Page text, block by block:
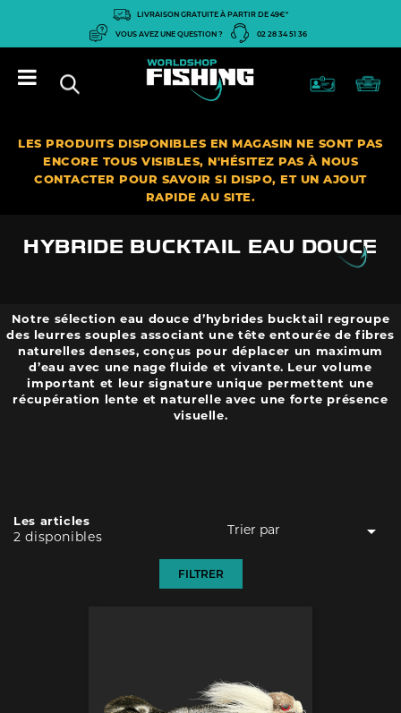
Panneau de gestion des cookies
LIVRAISON GRATUITE À PARTIR DE 49€*
VOUS AVEZ UNE QUESTION ? 02 28 34 51 36
LES PRODUITS DISPONIBLES EN MAGASIN NE SONT PAS
ENCORE TOUS VISIBLES, N'HÉSITEZ PAS À NOUS
CONTACTER POUR SAVOIR SI DISPO, ET UN AJOUT
RAPIDE AU SITE.
HYBRIDE BUCKTAIL EAU DOUCE
Notre sélection eau douce d’hybrides bucktail regroupe
des leurres souples associant une tête entourée de fibres
naturelles denses, conçus pour déplacer un maximum
d’eau avec une nage fluide et vivante. Leur volume
important et leur signature unique permettent une
récupération lente et naturelle avec une forte présence
visuelle.
Les articles
2 disponibles Trier par 
Pertinence
Nom, A à Z
FILTRER